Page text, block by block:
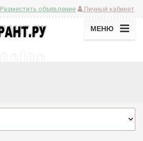
Личный кабинет
Разместить объявление
МЕНЮ